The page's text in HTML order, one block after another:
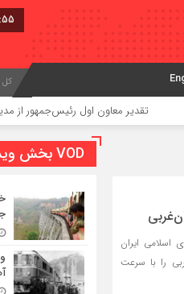
کل
معاون اول رئیس‌جمهور از مدیرعامل راه‌آهن
اسلامی ایران
را با سرعت
VOD بخش ویدیو